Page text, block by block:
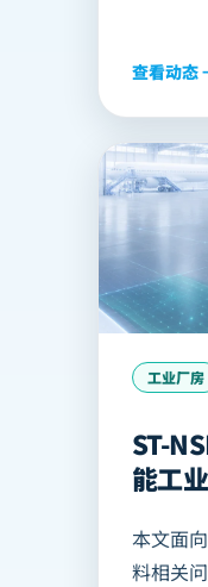
查看动态
工业厂房
ST-
能工
高标
本文面
料相关